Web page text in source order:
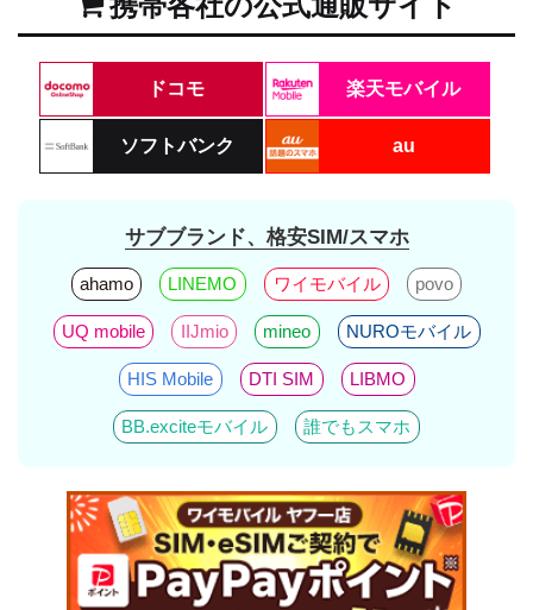
ドコモ 楽天モバイル
ソフトバンク au
サブブランド、格安SIM/スマホ
ahamo LINEMO ワイモバイル povo
UQ mobile IIJmio mineo NUROモバイル
HIS Mobile DTI SIM LIBMO
BB.exciteモバイル 誰でもスマホ